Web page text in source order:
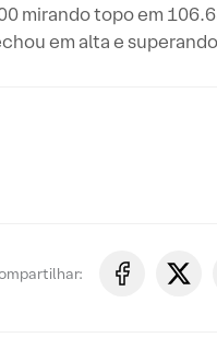
mirando topo em
em alta e